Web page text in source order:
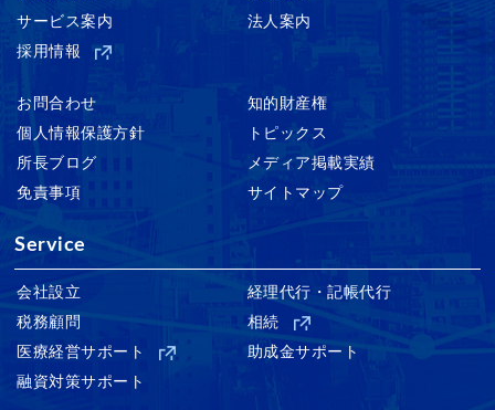
サービス案内
法人案内
採用情報
お問合わせ
知的財産権
個人情報保護方針
トピックス
所長ブログ
メディア掲載実績
免責事項
サイトマップ
Service
会社設立
経理代行・記帳代行
税務顧問
相続
医療経営サポート
助成金サポート
融資対策サポート